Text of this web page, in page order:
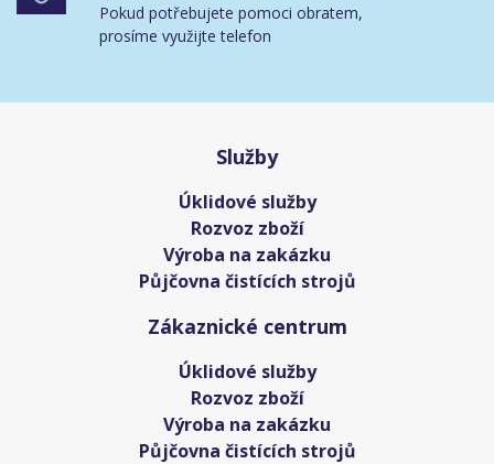
Pokud potřebujete pomoci obratem,
prosíme využijte telefon
Služby
Úklidové služby
Rozvoz zboží
Výroba na zakázku
Půjčovna čistících strojů
Zákaznické centrum
Úklidové služby
Rozvoz zboží
Výroba na zakázku
Půjčovna čistících strojů